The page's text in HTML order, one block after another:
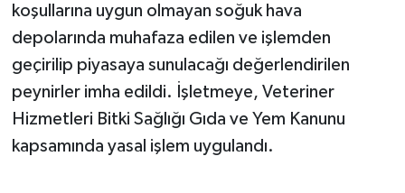
koşullarına uygun olmayan soğuk hava
depolarında muhafaza edilen ve işlemden
geçirilip piyasaya sunulacağı değerlendirilen
peynirler imha edildi. İşletmeye, Veteriner
Hizmetleri Bitki Sağlığı Gıda ve Yem Kanunu
kapsamında yasal işlem uygulandı.